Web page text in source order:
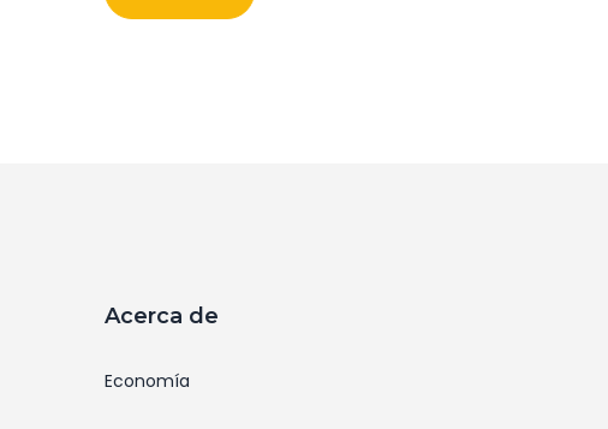
extendiendo un esfuerzo previo que benefició
Acerca de
Economía